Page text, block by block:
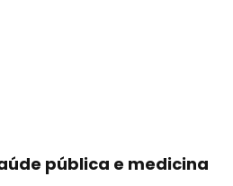
pública e medicina